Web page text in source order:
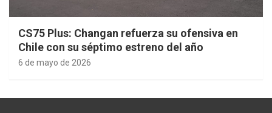
CS75 Plus: Changan refuerza su ofensiva en
Chile con su séptimo estreno del año
6 de mayo de 2026